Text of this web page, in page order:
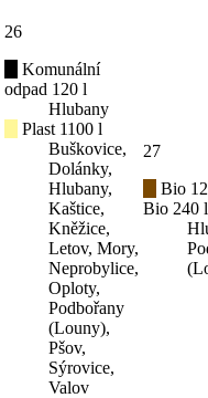
26
Komunální
odpad 120 l
Hlubany
Plast 1100 l
Buškovice,
Dolánky,
Hlubany,
Kaštice,
Kněžice,
Letov, Mory,
Neprobylice,
Oploty,
Podbořany
(Louny),
Pšov,
Sýrovice,
Valov
27
Bio
Bio 240 l